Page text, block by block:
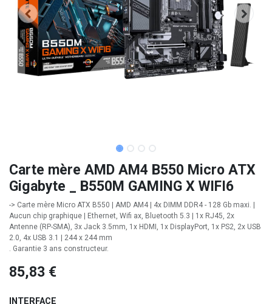
Carte mère AMD AM4 B550 Micro ATX
Gigabyte _ B550M GAMING X WIFI6
-> Carte mère Micro ATX B550 | AMD AM4 | 4x DIMM DDR4 - 128 Gb maxi. |
Aucun chip graphique | Ethernet, Wifi ax, Bluetooth 5.3 | 1x RJ45, 2x
Antenne (RP-SMA), 3x Jack 3.5mm, 1x HDMI, 1x DisplayPort, 1x PS2, 2x USB
2.0, 4x USB 3.1 | 244 x 244 mm
. Garantie 3 ans constructeur.
85,83 €
INTERFACE